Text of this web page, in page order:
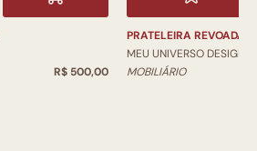
R$ 500,00
PRATELEIRA REVOADA P
MEU UNIVERSO DESIGN
MOBILIÁRIO